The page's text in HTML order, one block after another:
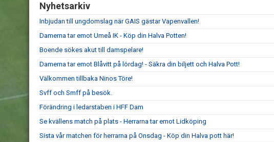
Nyhetsarkiv
Inbjudan till ungdomslag när GAIS gästar Vapenvallen!
Damerna tar emot Umeå IK - Köp din Halva Potten!
Boende sökes akut till damspelare!
Damerna tar emot Blåvitt på lördag! - Säkra din biljett och Halva Pott!
Välkommen tillbaka Ninos Töre!
Svff och Smff på besök.
Förändring i ledarstaben i HFF Dam
Se kvällens match på plats - Herrarna tar emot Lidköping
Sista vår matchen för herrarna på Onsdag - Köp din Halva pott här!